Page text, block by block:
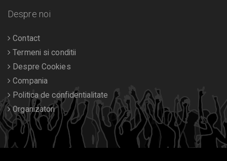
Despre noi
Contact
Termeni si conditii
Despre Cookies
Compania
Politica de confidentialitate
Organizatori